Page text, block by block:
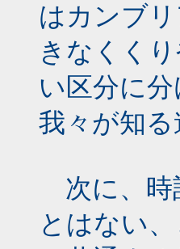
はカンブ
きなくく
い区分に
我々が知
次に、時
とはない